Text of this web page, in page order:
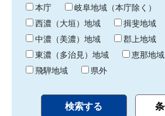
わ
り
本庁
岐阜地域（本庁除く）
西濃（大垣）地域
揖斐地域
中濃（美濃）地域
郡上地域
東濃（多治見）地域
恵那地域
飛騨地域
県外